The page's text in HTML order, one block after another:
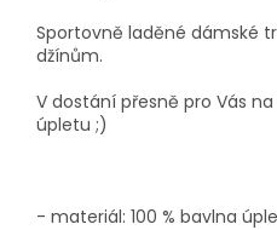
Sportovně laděné dámské
džínům.
V dostání přesně pro Vás
úpletu ;)
- materiál: 100 % bavlna